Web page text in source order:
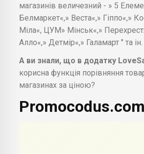
магазинів величезний - » 5
Белмаркет«,» Веста«,» Гіппо«,»
Міла«, ЦУМ» Мінськ«,»
Алло«,» Детмір«,» Галамарт " та ін.
А ви знали, що в додатку
корисна функція порівняння
магазинах за ціною?
Promocodus.com